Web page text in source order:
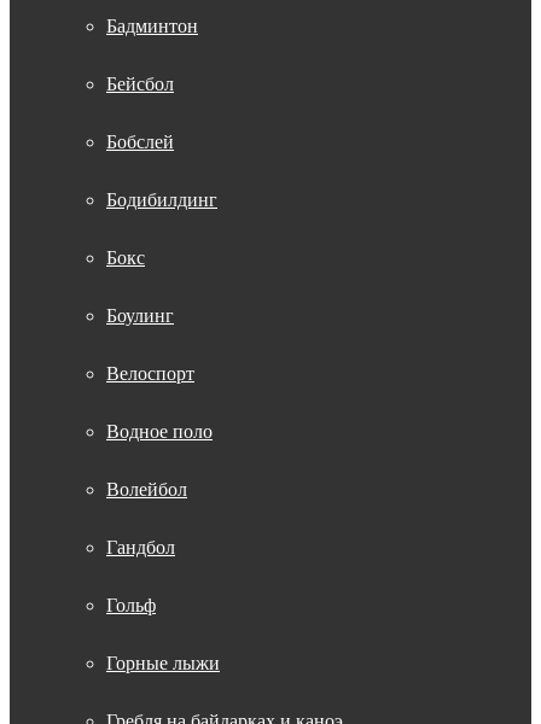
Бадминтон
Бейсбол
Бобслей
Бодибилдинг
Бокс
Боулинг
Велоспорт
Водное поло
Волейбол
Гандбол
Гольф
Горные лыжи